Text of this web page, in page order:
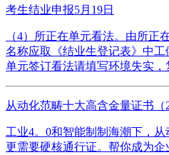
考生结业申报5月19日
（4）所正在单元看法。由所正
名称应取《结业生登记表》中
单元签订看法请填写环境失实，
从动化范畴十大高含金量证书（
工业4。0和智能制制海潮下，
更需要硬核通行证。帮你成为